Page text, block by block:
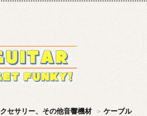
セサリー、その他音響機材 > ケーブル